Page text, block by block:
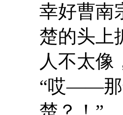
幸好曹南
楚的头上
人不太像
“哎――那